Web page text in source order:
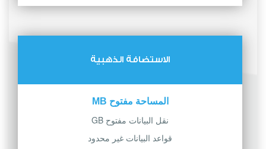
الاستضافة الذهبية
المساحة مفتوح MB
نقل البيانات مفتوح GB
قواعد البيانات غير محدود